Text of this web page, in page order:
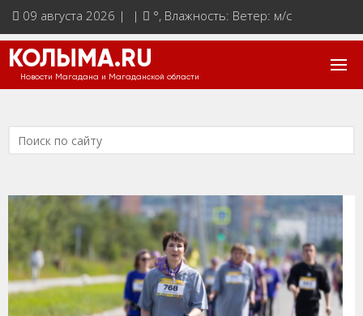
09 августа 2026 | | °, Влажность: Ветер: м/с
КОЛЫМА.RU
Новости Магадана и Магаданской области